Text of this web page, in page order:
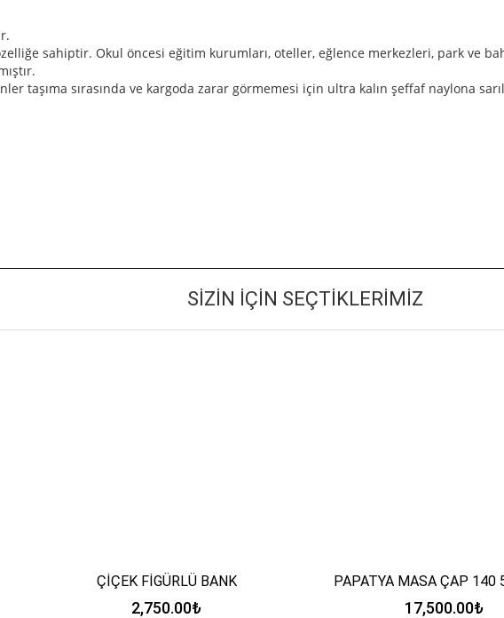
sahiptir. Okul öncesi eğitim kurumları, oteller, eğlence merkezleri, park ve
taşıma sırasında ve kargoda zarar görmemesi için ultra kalın şeffaf naylona
SIZIN İÇIN SEÇTIKLERIMIZ
Hızlı Bakış
ÇİÇEK FİGÜRLÜ BANK
2,750.00₺
Hızlı Bakış
PAPATYA MASA ÇAP 140
17,500.00₺